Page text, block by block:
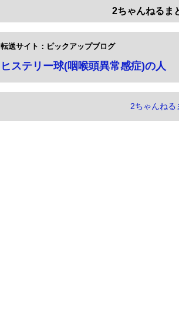
2ちゃんねるま
転送サイト：ピックアップブログ
ヒステリー球(咽喉頭異常感症)の人
2ちゃんねる